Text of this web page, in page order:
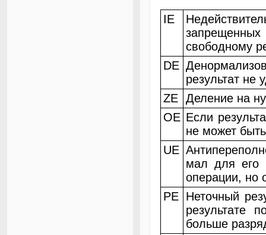
IE
свободному
DE
результат не
ZE Деление на
OE Если
не может
UE
мал для его
операции, но
PE Неточный
результате
больше